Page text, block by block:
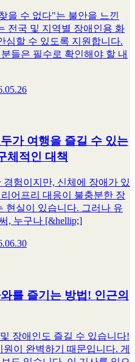
을 수 없다"는 불안을 느낀
전국 및 지역별 장애인용 화
심할 수 있도록 지원합니다.
들은 필수로 확인해야 할 내
가 여행을 즐길 수 있는
체적인 대책
험이지만, 신체에 장애가 있
어프리 대응이 불충분한 장
현실이 있습니다. 그러나 유
, 누구나 [&hellip;]
를 즐기는 방법! 인근의
장애인도 즐길 수 있습니다!
이 완벽하기 때문입니다. 게